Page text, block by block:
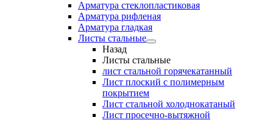
Арматура стеклопластиковая
Арматура рифленая
Арматура гладкая
Листы стальные
Назад
Листы стальные
лист стальной горячекатанный
Лист плоский с полимерным
покрытием
Лист стальной холоднокатаный
Лист просечно-вытяжной